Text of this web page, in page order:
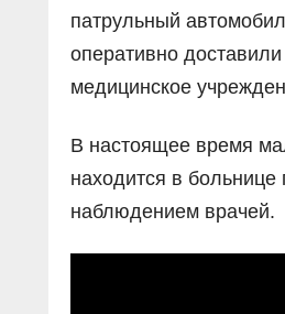
патрульный
оперативно доставили
медицинское
В настоящее время
находится в больнице
наблюдением врачей.